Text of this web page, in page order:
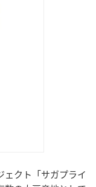
クト「サガプライ